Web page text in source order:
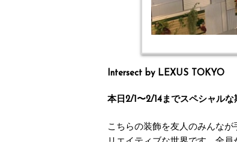
Intersect by LEXUS TOKYO
本日2/1〜2/14までスペシャル
こちらの装飾を友人のみんな